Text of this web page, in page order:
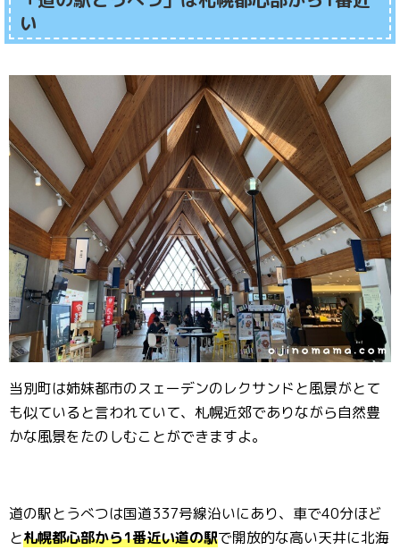
い
当別町は姉妹都市のスェーデンのレクサンドと風景がとて
も似ていると言われていて、札幌近郊でありながら自然豊
かな風景をたのしむことができますよ。
道の駅とうべつは国道337号線沿いにあり、車で40分ほど
と札幌都心部から1番近い道の駅で開放的な高い天井に北海